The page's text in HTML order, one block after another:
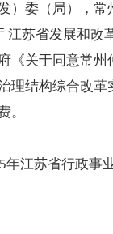
）委（局），
江苏省发展和改
《关于同意常
理结构综合改革
。
年江苏省行政事